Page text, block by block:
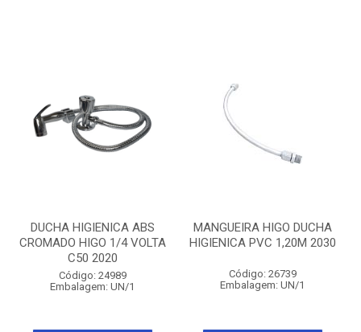
DUCHA HIGIENICA ABS
CROMADO HIGO 1/4 VOLTA
C50 2020
Código: 24989
Embalagem: UN/1
MANGUEIRA HIGO DUCHA
HIGIENICA PVC 1,20M 2030
Código: 26739
Embalagem: UN/1